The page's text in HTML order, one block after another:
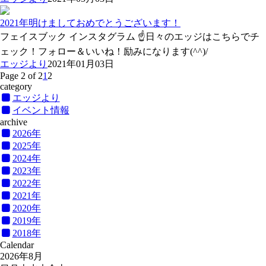
2021年明けましておめでとうございます！
フェイスブック インスタグラム ☝日々のエッジはこちらでチ
ェック！フォロー＆いいね！励みになります(^^)/
エッジより 2021年01月03日
Page 2 of 21 2
category
エッジより
イベント情報
archive
2026年
2025年
2024年
2023年
2022年
2021年
2020年
2019年
2018年
Calendar
2026年8月